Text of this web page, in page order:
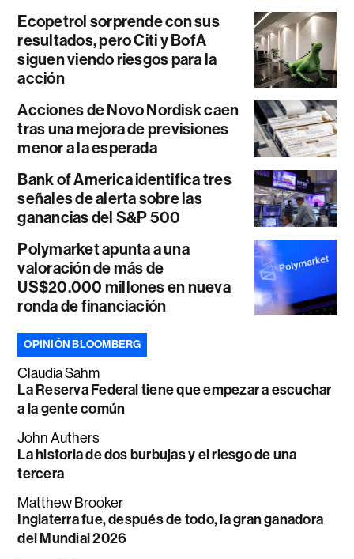
Ecopetrol sorprende con sus
resultados, pero Citi y BofA
siguen viendo riesgos para la
acción
Acciones de Novo Nordisk caen
tras una mejora de previsiones
menor a la esperada
Bank of America identifica tres
señales de alerta sobre las
ganancias del S&P 500
Polymarket apunta a una
valoración de más de
US$20.000 millones en nueva
ronda de financiación
OPINIÓN BLOOMBERG
Claudia Sahm
La Reserva Federal tiene que empezar a escuchar
a la gente común
John Authers
La historia de dos burbujas y el riesgo de una
tercera
Matthew Brooker
Inglaterra fue, después de todo, la gran ganadora
del Mundial 2026